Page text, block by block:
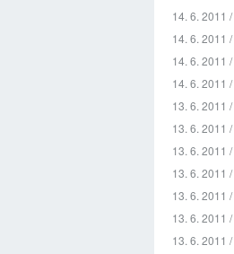
14. 6. 2011 /
14. 6. 2011 /
14. 6. 2011 /
14. 6. 2011 /
13. 6. 2011 /
13. 6. 2011 /
13. 6. 2011 /
13. 6. 2011 /
13. 6. 2011 /
13. 6. 2011 /
13. 6. 2011 /